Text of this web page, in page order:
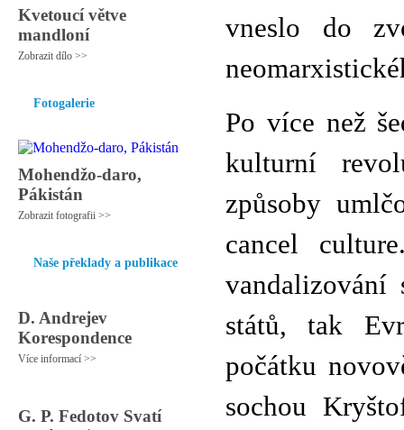
Kvetoucí větve
mandloní
Zobrazit dílo >>
Fotogalerie
Mohendžo-daro,
Pákistán
Zobrazit fotografii >>
Naše překlady a publikace
D. Andrejev
Korespondence
Více informací >>
G. P. Fedotov Svatí
vneslo do
Po více než
kulturní
způsoby
cancel
vandalizování
států, tak
počátku
sochou